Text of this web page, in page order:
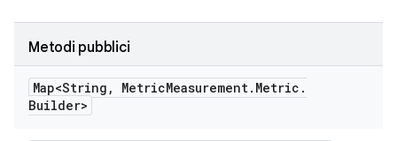
Metodi pubblici
Map<String , MetricMeasurement. Metric .
Builder>